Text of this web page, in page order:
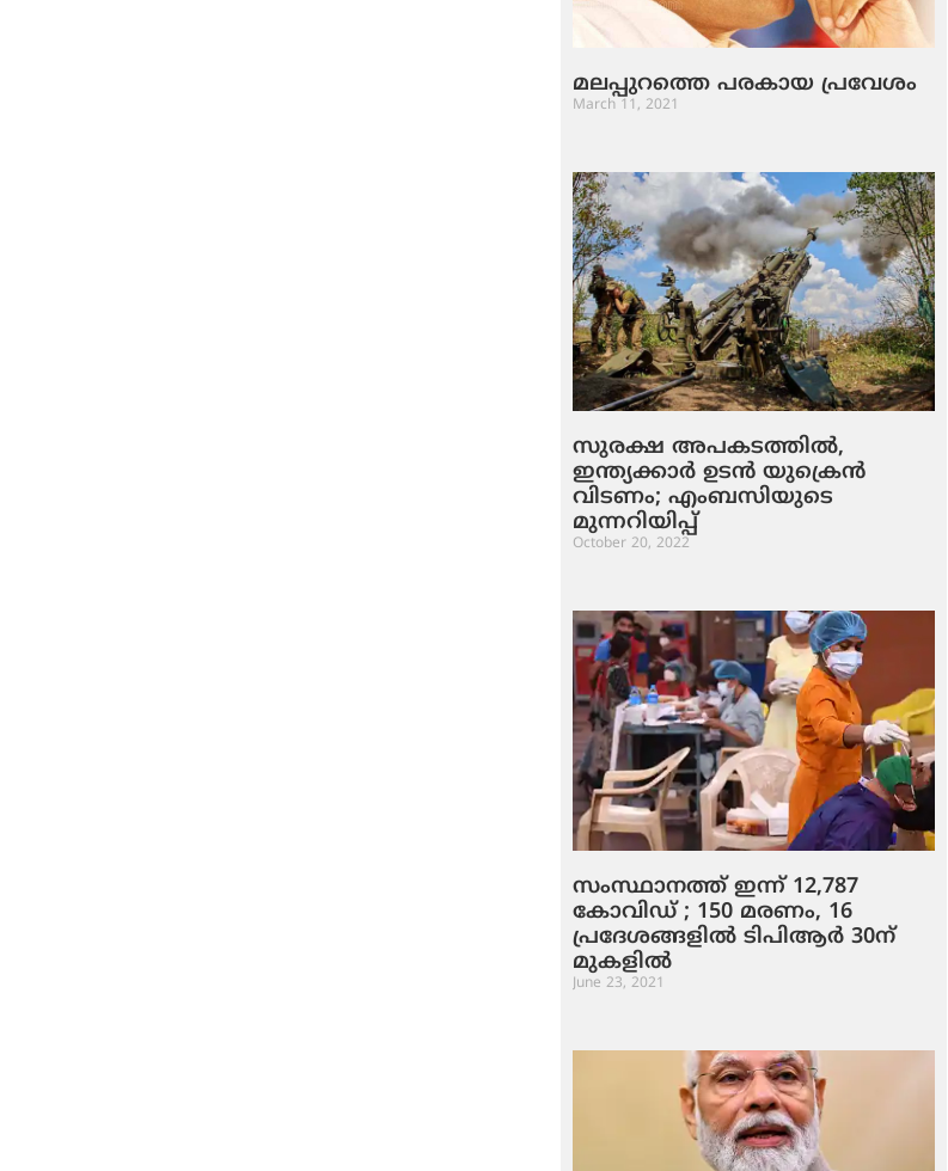
മലപ്പുറത്തെ പരകായ പ്രവേശം
March 11, 2021
സുരക്ഷ അപകടത്തില്‍,
ഇന്ത്യക്കാര്‍ ഉടന്‍ യുക്രെന്‍
വിടണം; എംബസിയുടെ
മുന്നറിയിപ്പ്
October 20, 2022
സംസ്ഥാനത്ത് ഇന്ന് 12,787
കോവിഡ് ; 150 മരണം, 16
പ്രദേശങ്ങളില്‍ ടിപിആര്‍ 30ന്
മുകളില്‍
June 23, 2021